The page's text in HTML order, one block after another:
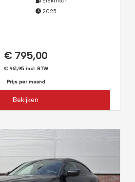
2025
€ 795,00
€ 961,95 incl. BTW
Prijs per maand
Bekijken